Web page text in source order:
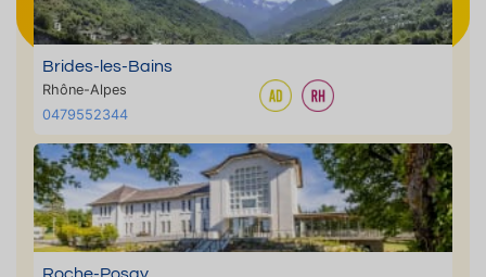
Brides-les-Bains
Rhône-Alpes
0479552344